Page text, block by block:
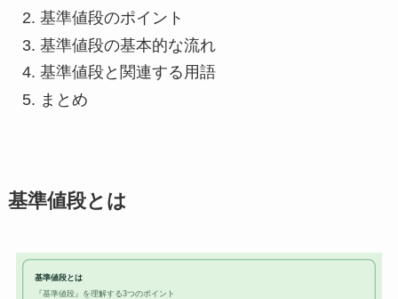
基準値段のポイント
基準値段の基本的な流れ
基準値段と関連する用語
まとめ
基準値段とは
基準値段とは
『基準値段』を理解する3つのポイント